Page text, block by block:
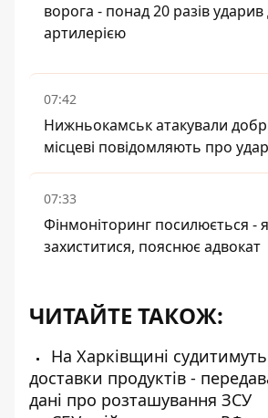
ворога - понад 20 разів
артилерією
07:42
Нижньокамськ атакували
місцеві повідомляють про
07:33
Фінмоніторинг посилюється -
захиститися, пояснює адвокат
ЧИТАЙТЕ ТАКОЖ:
На Харківщині
доставки продуктів -
дані про розташування ЗСУ